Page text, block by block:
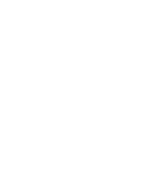
pehme
– 4-